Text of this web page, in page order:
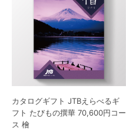
カタログギフト JTBえらべるギ
フト たびもの撰華 70,600円コー
ス 檜